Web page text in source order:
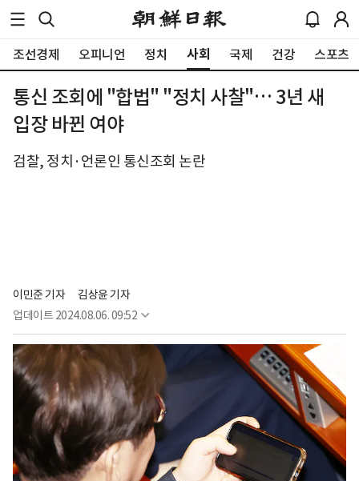
조선경제 오피니언 정치 사회 국제 건강 스포츠
통신 조회에 "합법" "정치 사찰"… 3년 새
입장 바뀐 여야
검찰, 정치·언론인 통신조회 논란
이민준 기자
김상윤 기자
업데이트 2024.08.06. 09:52